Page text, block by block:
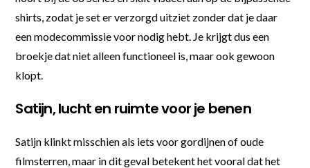
shirts, zodat je set er verzorgd uitziet zonder dat je daar
een modecommissie voor nodig hebt. Je krijgt dus een
broekje dat niet alleen functioneel is, maar ook gewoon
klopt.
Satijn, lucht en ruimte voor je benen
Satijn klinkt misschien als iets voor gordijnen of oude
filmsterren, maar in dit geval betekent het vooral dat het